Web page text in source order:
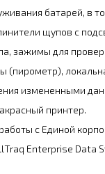
батарей, в
щупов с
зажимы для
(пирометр),
измененными
принтер.
с Единой
Enterprise Data